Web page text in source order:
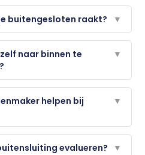
buitengesloten raakt? ▼
naar binnen te
▼
helpen bij
▼
evalueren? ▼